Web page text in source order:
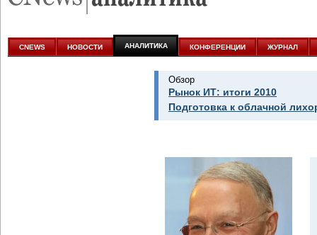
аналитике
CNEWS НОВОСТИ АНАЛИТИКА КОНФЕРЕНЦИИ ЖУРНАЛ
Обзор
Рынок ИТ: итоги 2010
Подготовка к облачной